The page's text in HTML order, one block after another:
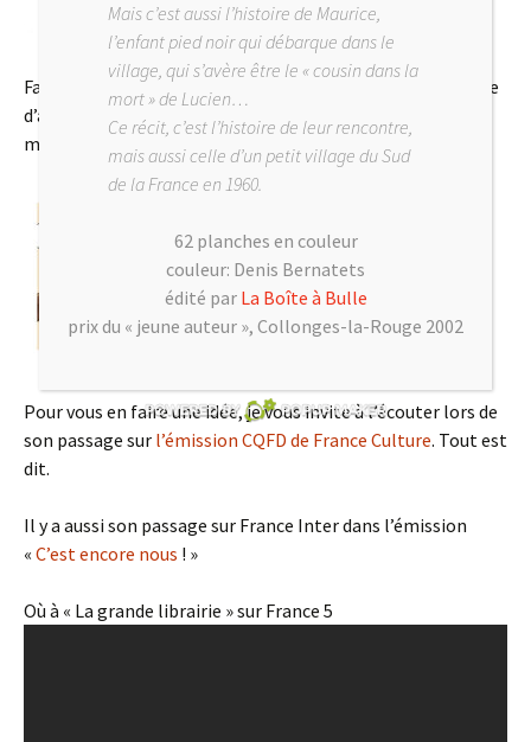
Faut dire, Irène co-scénarise de l’album et surtout lanceuse
d’alerte sur l’affaire, est une « machine de guerre
médiatique »!!
Pour vous en faire une idée, je vous invite à l’écouter lors de
son passage sur l’émission CQFD de France Culture. Tout est
dit.
Il y a aussi son passage sur France Inter dans l’émission
« C’est encore nous ! »
Où à « La grande librairie » sur France 5
Mais c’est aussi l’histoire de Maurice,
l’enfant pied noir qui débarque dans le
village, qui s’avère être le « cousin dans la
mort » de Lucien…
Ce récit, c’est l’histoire de leur rencontre,
mais aussi celle d’un petit village du Sud
de la France en 1960.
62 planches en couleur
couleur: Denis Bernatets
édité par La Boîte à Bulle
prix du « jeune auteur », Collonges-la-Rouge 2002